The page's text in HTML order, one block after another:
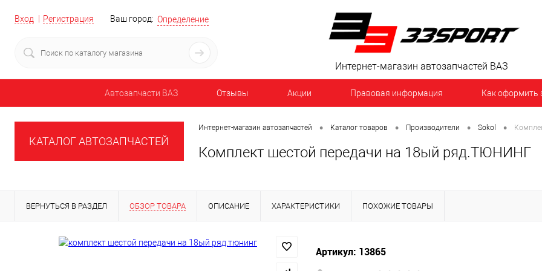
Вход Регистрация Ваш город: Определение
Интернет-магазин автозапчастей ВАЗ
Автозапчасти ВАЗ Отзывы Акции Правовая информация Как оформить
КАТАЛОГ АВТОЗАПЧАСТЕЙ
Интернет-магазин автозапчастей • Каталог товаров • Производители • Sokol •
Комплект шестой передачи на 18ый ряд.ТЮНИНГ
ВЕРНУТЬСЯ В РАЗДЕЛ ОБЗОР ТОВАРА ОПИСАНИЕ ХАРАКТЕРИСТИКИ ПОХОЖИЕ ТОВАРЫ
Артикул: 13865